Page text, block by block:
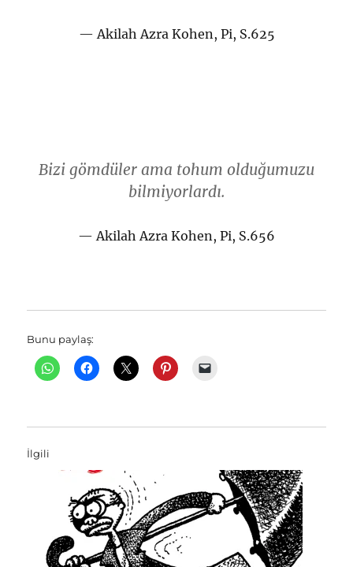
Akilah Azra Kohen, Pi, S.625
Bizi gömdüler ama tohum olduğumuzu
bilmiyorlardı.
Akilah Azra Kohen, Pi, S.656
Bunu paylaş:
İlgili